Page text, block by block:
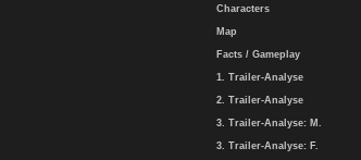
Characters
Map
Facts / Gameplay
1. Trailer-Analyse
2. Trailer-Analyse
3. Trailer-Analyse: M.
3. Trailer-Analyse: F.